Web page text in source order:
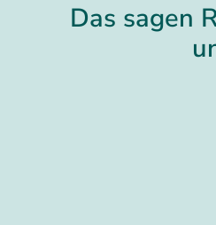
Das sagen